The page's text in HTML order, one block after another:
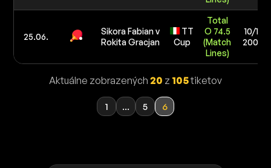
25.06.
Sikora Fabian v
Rokita Gracjan
TT
Cup
Total
O 74.5
(Match
Lines)
10/10
200 €
Aktuálne zobrazených 20 z 105tiketov
1 ... 5 6